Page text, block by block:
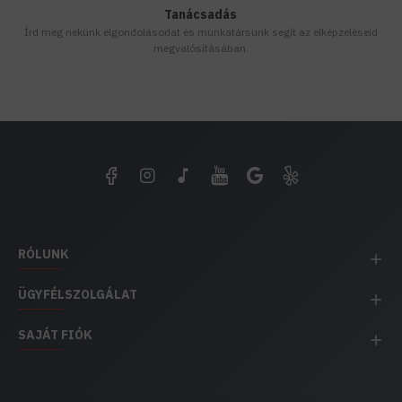
Tanácsadás
Írd meg nekünk elgondolásodat és munkatársunk segít az elképzeléseid
megvalósításában.
RÓLUNK
ÜGYFÉLSZOLGÁLAT
SAJÁT FIÓK